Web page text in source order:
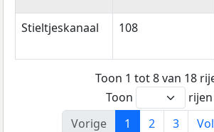
Stieltjeskanaal 108
Toon 1 tot 8 van 18
Toon
rijen
Vorige
1 2 3